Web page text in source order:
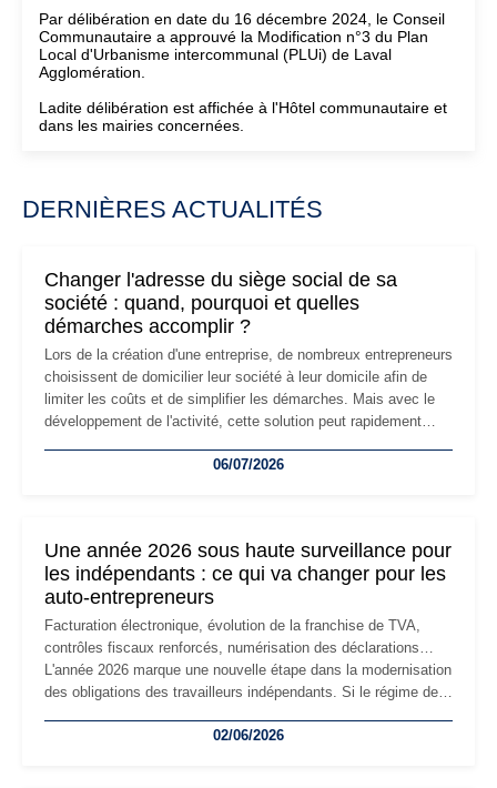
Par délibération en date du 16 décembre 2024, le Conseil
Communautaire a approuvé la Modification n°3 du Plan
Local d'Urbanisme intercommunal (PLUi) de Laval
Agglomération.
Ladite délibération est affichée à l'Hôtel communautaire et
dans les mairies concernées.
DERNIÈRES ACTUALITÉS
Changer l'adresse du siège social de sa
société : quand, pourquoi et quelles
démarches accomplir ?
Lors de la création d'une entreprise, de nombreux entrepreneurs
choisissent de domicilier leur société à leur domicile afin de
limiter les coûts et de simplifier les démarches. Mais avec le
développement de l'activité, cette solution peut rapidement
professionnels, recrutement, image de marque… Le
06/07/2026
Une année 2026 sous haute surveillance pour
les indépendants : ce qui va changer pour les
auto-entrepreneurs
Facturation électronique, évolution de la franchise de TVA,
contrôles fiscaux renforcés, numérisation des déclarations…
L'année 2026 marque une nouvelle étape dans la modernisation
des obligations des travailleurs indépendants. Si le régime de
les auto-entrepreneurs devront s'adapter à un environnement
02/06/2026